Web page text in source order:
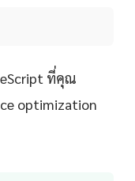
ที่คุณ
optimization